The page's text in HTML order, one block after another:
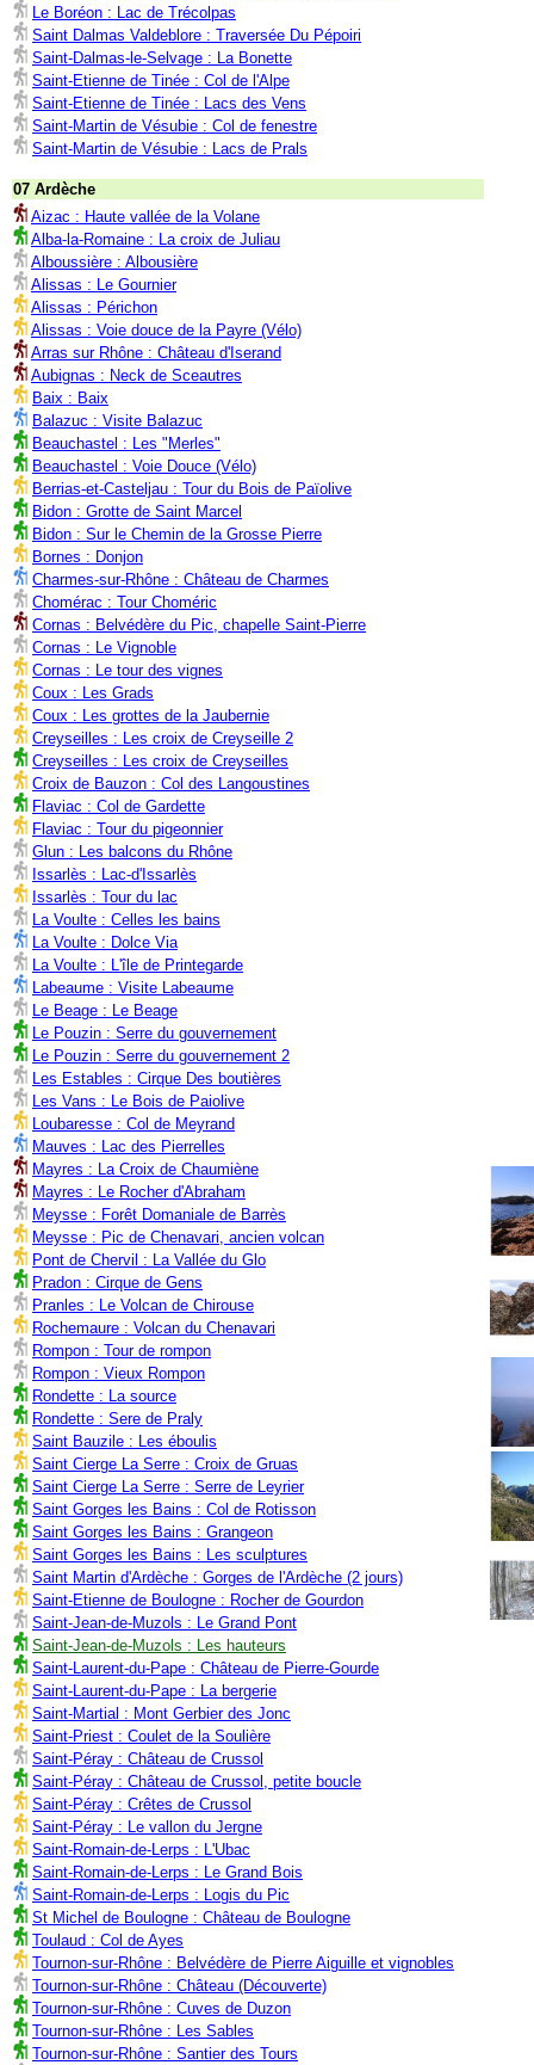
Le Boréon : Lac de Trécolpas
Saint Dalmas Valdeblore : Traversée Du Pépoiri
Saint-Dalmas-le-Selvage : La Bonette
Saint-Etienne de Tinée : Col de l'Alpe
Saint-Etienne de Tinée : Lacs des Vens
Saint-Martin de Vésubie : Col de fenestre
Saint-Martin de Vésubie : Lacs de Prals
07 Ardèche
Aizac : Haute vallée de la Volane
Alba-la-Romaine : La croix de Juliau
Alboussière : Albousière
Alissas : Le Gournier
Alissas : Périchon
Alissas : Voie douce de la Payre (Vélo)
Arras sur Rhône : Château d'Iserand
Aubignas : Neck de Sceautres
Baix : Baix
Balazuc : Visite Balazuc
Beauchastel : Les "Merles"
Beauchastel : Voie Douce (Vélo)
Berrias-et-Casteljau : Tour du Bois de Païolive
Bidon : Grotte de Saint Marcel
Bidon : Sur le Chemin de la Grosse Pierre
Bornes : Donjon
Charmes-sur-Rhône : Château de Charmes
Chomérac : Tour Choméric
Cornas : Belvédère du Pic, chapelle Saint-Pierre
Cornas : Le Vignoble
Cornas : Le tour des vignes
Coux : Les Grads
Coux : Les grottes de la Jaubernie
Creyseilles : Les croix de Creyseille 2
Creyseilles : Les croix de Creyseilles
Croix de Bauzon : Col des Langoustines
Flaviac : Col de Gardette
Flaviac : Tour du pigeonnier
Glun : Les balcons du Rhône
Issarlès : Lac-d'Issarlès
Issarlès : Tour du lac
La Voulte : Celles les bains
La Voulte : Dolce Via
La Voulte : L'île de Printegarde
Labeaume : Visite Labeaume
Le Beage : Le Beage
Le Pouzin : Serre du gouvernement
Le Pouzin : Serre du gouvernement 2
Les Estables : Cirque Des boutières
Les Vans : Le Bois de Paiolive
Loubaresse : Col de Meyrand
Mauves : Lac des Pierrelles
Mayres : La Croix de Chaumiène
Mayres : Le Rocher d'Abraham
Meysse : Forêt Domaniale de Barrès
Meysse : Pic de Chenavari, ancien volcan
Pont de Chervil : La Vallée du Glo
Pradon : Cirque de Gens
Pranles : Le Volcan de Chirouse
Rochemaure : Volcan du Chenavari
Rompon : Tour de rompon
Rompon : Vieux Rompon
Rondette : La source
Rondette : Sere de Praly
Saint Bauzile : Les éboulis
Saint Cierge La Serre : Croix de Gruas
Saint Cierge La Serre : Serre de Leyrier
Saint Gorges les Bains : Col de Rotisson
Saint Gorges les Bains : Grangeon
Saint Gorges les Bains : Les sculptures
Saint Martin d'Ardèche : Gorges de l'Ardèche (2 jours)
Saint-Etienne de Boulogne : Rocher de Gourdon
Saint-Jean-de-Muzols : Le Grand Pont
Saint-Jean-de-Muzols : Les hauteurs
Saint-Laurent-du-Pape : Château de Pierre-Gourde
Saint-Laurent-du-Pape : La bergerie
Saint-Martial : Mont Gerbier des Jonc
Saint-Priest : Coulet de la Soulière
Saint-Péray : Château de Crussol
Saint-Péray : Château de Crussol, petite boucle
Saint-Péray : Crêtes de Crussol
Saint-Péray : Le vallon du Jergne
Saint-Romain-de-Lerps : L'Ubac
Saint-Romain-de-Lerps : Le Grand Bois
Saint-Romain-de-Lerps : Logis du Pic
St Michel de Boulogne : Château de Boulogne
Toulaud : Col de Ayes
Tournon-sur-Rhône : Belvédère de Pierre Aiguille et vignobles
Tournon-sur-Rhône : Château (Découverte)
Tournon-sur-Rhône : Cuves de Duzon
Tournon-sur-Rhône : Les Sables
Tournon-sur-Rhône : Santier des Tours